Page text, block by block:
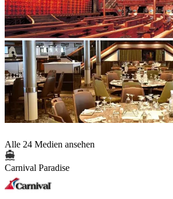
Alle 24 Medien ansehen
Carnival Paradise